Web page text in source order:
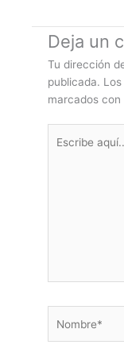
Deja un
Tu dirección
publicada.
marcados con
aquí...